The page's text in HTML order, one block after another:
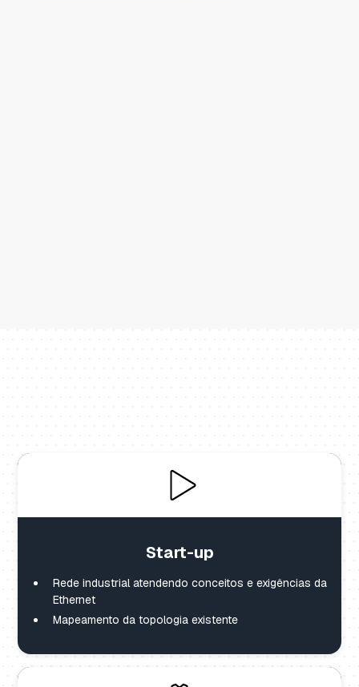
Start-up
Rede industrial atendendo conceitos e exigências da
Ethernet
Mapeamento da topologia existente